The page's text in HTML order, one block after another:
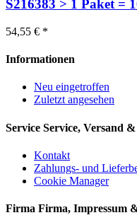
S216383 > 1 Paket =
54,55 € *
Informationen
Neu eingetroffen
Zuletzt angesehen
Service Service, Versand
Kontakt
Zahlungs- und
Cookie Manager
Firma Firma, Impressum